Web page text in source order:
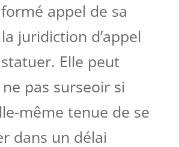
formé appel de sa
juridiction d’appel
Elle peut
pas surseoir si
même tenue de se
dans un délai